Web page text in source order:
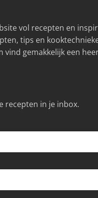
vol recepten en
tips en
vind gemakkelijk een
recepten in je inbox.